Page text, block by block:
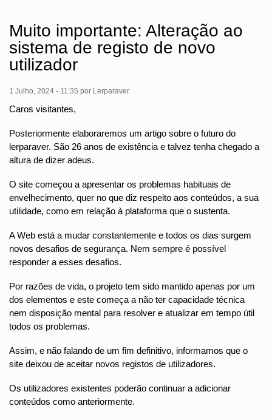
Muito importante: Alteração ao
sistema de registo de novo
utilizador
1 Julho, 2024 - 11:35 por Lerparaver
Caros visitantes,
Posteriormente elaboraremos um artigo sobre o futuro do
lerparaver. São 26 anos de existência e talvez tenha chegado a
altura de dizer adeus.
O site começou a apresentar os problemas habituais de
envelhecimento, quer no que diz respeito aos conteúdos, a sua
utilidade, como em relação à plataforma que o sustenta.
A Web está a mudar constantemente e todos os dias surgem
novos desafios de segurança. Nem sempre é possível
responder a esses desafios.
Por razões de vida, o projeto tem sido mantido apenas por um
dos elementos e este começa a não ter capacidade técnica
nem disposição mental para resolver e atualizar em tempo útil
todos os problemas.
Assim, e não falando de um fim definitivo, informamos que o
site deixou de aceitar novos registos de utilizadores.
Os utilizadores existentes poderão continuar a adicionar
conteúdos como anteriormente.